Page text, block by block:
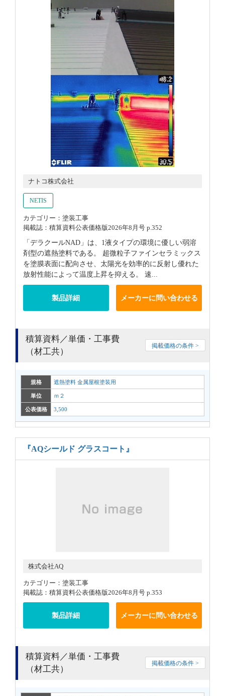
ナトコ株式会社
NETIS
カテゴリー：塗装工事
掲載誌：積算資料公表価格版2026年8月号 p.352
「デラクールNAD」は、1液タイプの環境に優しい弱溶
剤型の遮熱塗料である。 超微粒子ファインセラミックス
を塗膜表面に配向させ、太陽光を効率的に反射し優れた
放射性能によって温度上昇を抑える。 速...
製品詳細 メーカーに問い合わせる
積算資料／単価・工事費
（材工共）
掲載価格の条件 >
規格 遮熱塗料 金属屋根塗装用
単位 ｍ２
公表価格 3,500
『AQシールド グラスコート』
株式会社AQ
カテゴリー：塗装工事
掲載誌：積算資料公表価格版2026年8月号 p.353
製品詳細 メーカーに問い合わせる
積算資料／単価・工事費
（材工共）
掲載価格の条件 >